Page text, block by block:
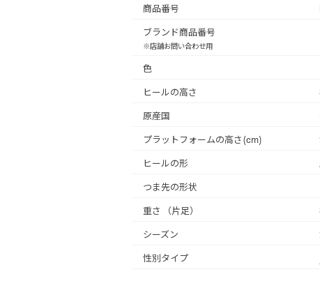
商品番号
ブランド商品番号
※店舗お問い合わせ用
色
ヒールの高さ
原産国
プラットフォームの高さ(cm)
ヒールの形
つま先の形状
重さ
（片足）
シーズン
性別タイプ